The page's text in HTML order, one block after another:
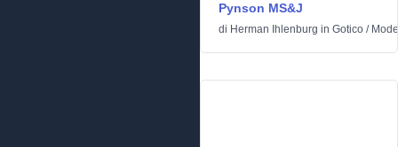
Pynson MS&J
di Herman Ihlenburg in Gotico /